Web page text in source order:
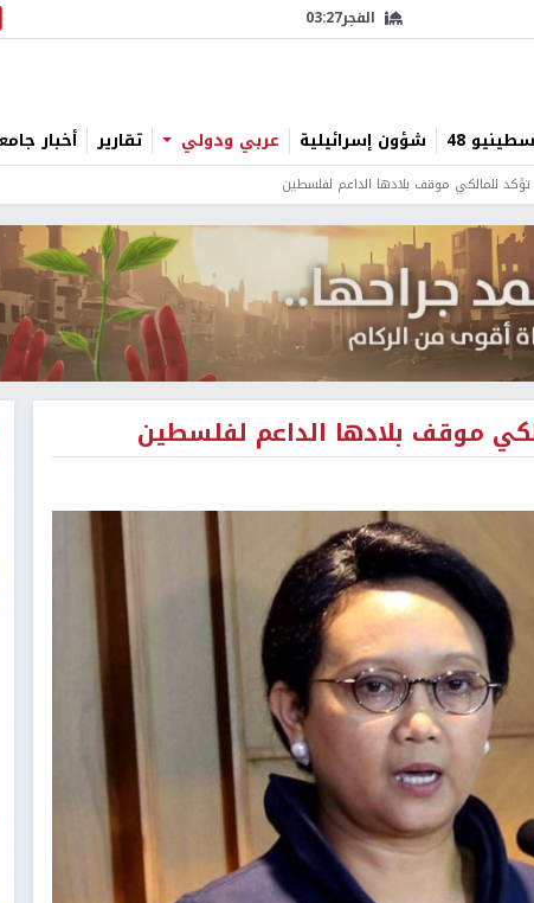
الفجر03:27
48 شؤون إسرائيلية عربي ودولي تقارير أخبار
تؤكد للمالكي موقف بلادها الداعم لفلسطين
موقف بلادها الداعم لفلسطين